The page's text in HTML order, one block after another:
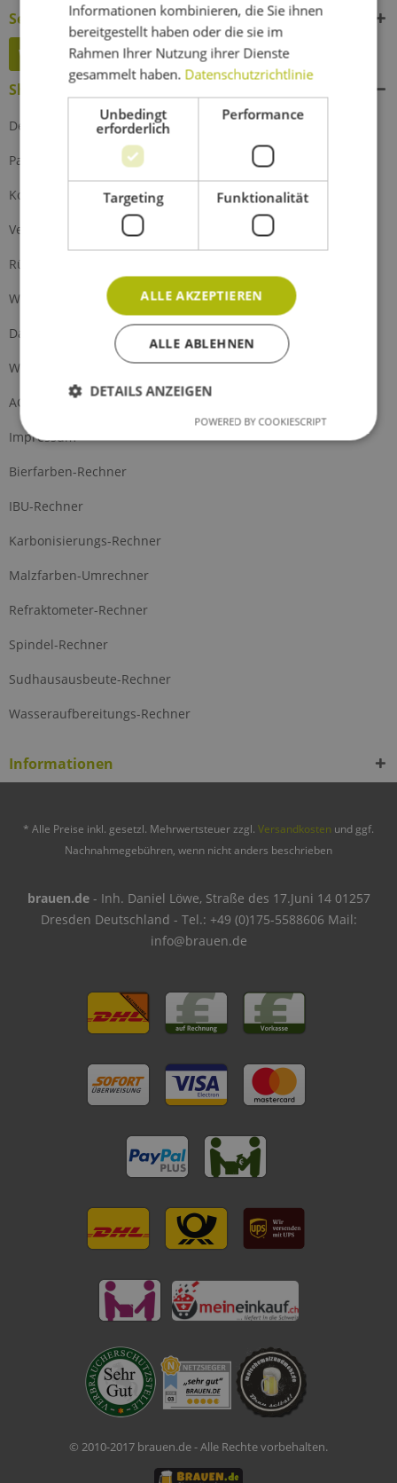
Service Hotline
Widerruf erklären
Shop Service
Defektes Produkt
Partnerprogramm
Kontakt
Versand und Zahlung
Rückgabe
Widerrufsrecht
Datenschutz
Widerrufsformular
AGB
Impressum
Bierfarben-Rechner
IBU-Rechner
Karbonisierungs-Rechner
Malzfarben-Umrechner
Refraktometer-Rechner
Spindel-Rechner
Sudhausausbeute-Rechner
Wasseraufbereitungs-Rechner
Informationen
* Alle Preise inkl. gesetzl. Mehrwertsteuer zzgl. Versandkosten und ggf.
Nachnahmegebühren, wenn nicht anders beschrieben
brauen.de- Inh. Daniel Löwe, Straße des 17.Juni 14 01257
Dresden Deutschland - Tel.: +49 (0)175-5588606 Mail:
info@brauen.de
© 2010-2017 brauen.de - Alle Rechte vorbehalten.
Informationen kombinieren, die Sie ihnen
bereitgestellt haben oder die sie im
Rahmen Ihrer Nutzung ihrer Dienste
gesammelt haben. Datenschutzrichtlinie
Unbedingt
erforderlich
Performance
Targeting Funktionalität
ALLE AKZEPTIEREN
ALLE ABLEHNEN
DETAILS ANZEIGEN
POWERED BY COOKIESCRIPT